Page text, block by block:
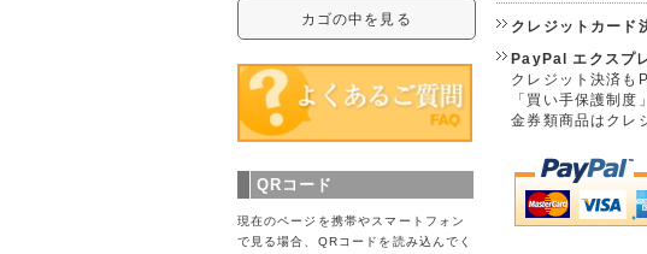
クレジットカード
PayPal エクスプ
クレジット決済も
「買い手保護制度
金券類商品はクレ
カゴの中を見る
QRコード
現在のページを携帯やスマートフォン
で見る場合、QRコードを読み込んでく